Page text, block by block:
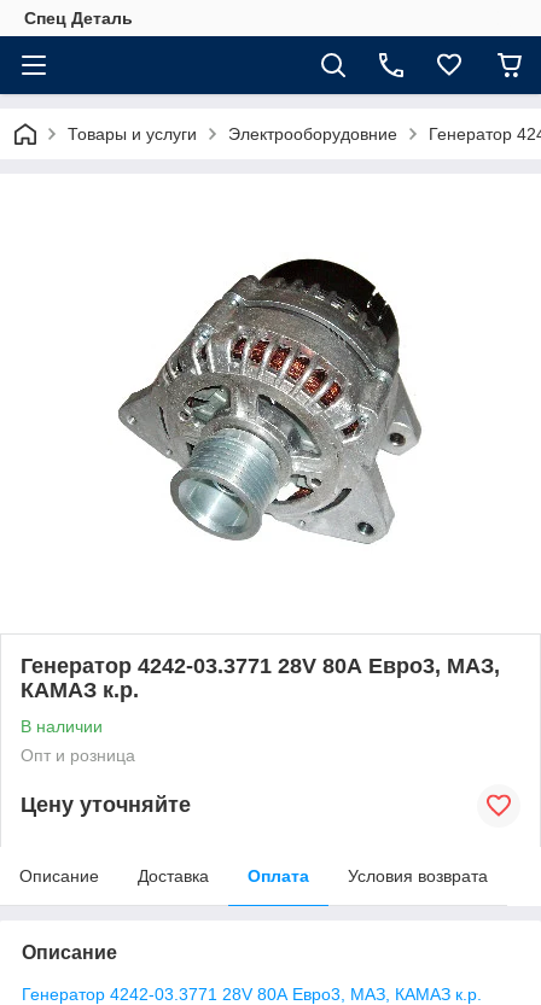
Спец Деталь
Товары и услуги Электрооборудовние Генератор
Генератор 4242-03.3771 28V 80А Евро3, МАЗ,
КАМАЗ к.р.
В наличии
Опт и розница
Цену уточняйте
Описание Доставка Оплата Условия возврата
Описание
Генератор 4242-03.3771 28V 80А Евро3, МАЗ, КАМАЗ к.р.